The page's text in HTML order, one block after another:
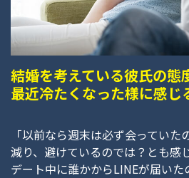
結婚を考えている彼氏の態
最近冷たくなった様に感じ
「以前なら週末は必ず会ってい
減り、避けているのでは？とも感
デート中に誰かからLINEが届い